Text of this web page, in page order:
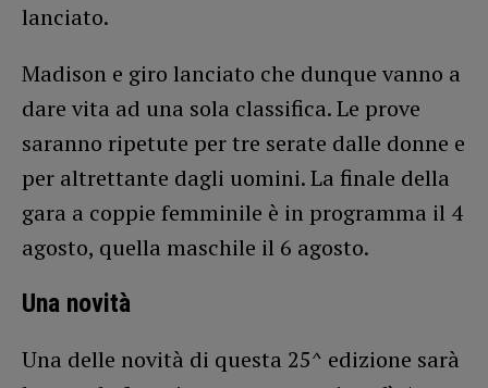
lanciato.
Madison e giro lanciato che dunque vanno a
dare vita ad una sola classifica. Le prove
saranno ripetute per tre serate dalle donne e
per altrettante dagli uomini. La finale della
gara a coppie femminile è in programma il 4
agosto, quella maschile il 6 agosto.
Una novità
Una delle novità di questa 25^ edizione sarà